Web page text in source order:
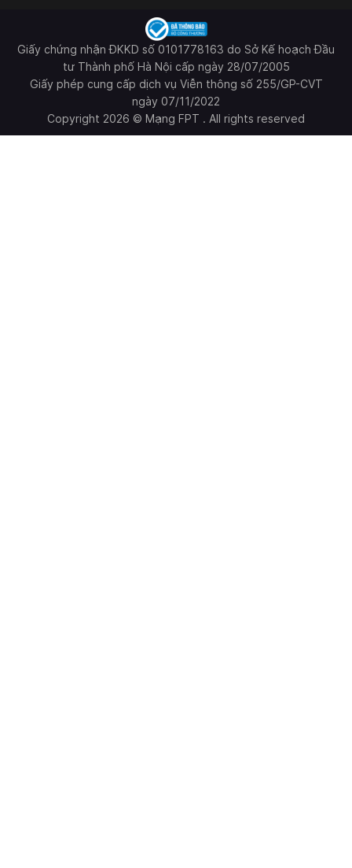
Giấy chứng nhận ĐKKD số 0101778163 do Sở Kế hoạch Đầu
tư Thành phố Hà Nội cấp ngày 28/07/2005
Giấy phép cung cấp dịch vụ Viễn thông số 255/GP-CVT
ngày 07/11/2022
Copyright 2026 © Mạng FPT . All rights reserved